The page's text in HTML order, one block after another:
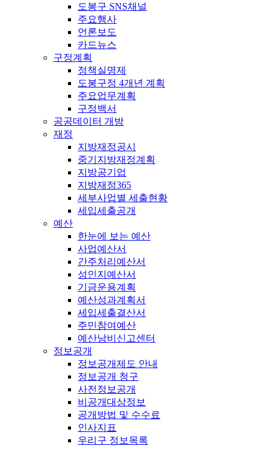
도봉구 SNS채널
주요행사
언론보도
카드뉴스
구정계획
정책실명제
도봉구정 4개년 계획
주요업무계획
구정백서
공공데이터 개방
재정
지방재정공시
중기지방재정계획
지방공기업
지방재정365
세부사업별 세출현황
세입세출공개
예산
한눈에 보는 예산
사업예산서
간주처리예산서
성인지예산서
기금운용계획
예산성과계획서
세입세출결산서
주민참여예산
예산낭비신고센터
정보공개
정보공개제도 안내
정보공개 청구
사전정보공개
비공개대상정보
공개방법 및 수수료
인사지표
우리구 정보목록